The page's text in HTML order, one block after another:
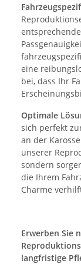
eine
bei, dass Ihr
Optimale
sich perfekt
an der
unserer
sondern
die Ihrem
Charme
Erwerben Sie
langfristige